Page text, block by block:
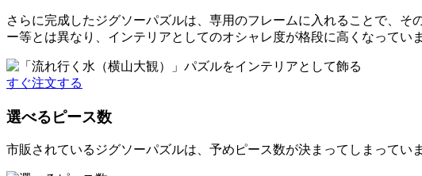
さらに完成したジグソーパズルは、専用のフレームに入れることで、
ー等とは異なり、インテリアとしてのオシャレ度が格段に高くなってい
すぐ注文する
選べるピース数
市販されているジグソーパズルは、予めピース数が決まってしまってい